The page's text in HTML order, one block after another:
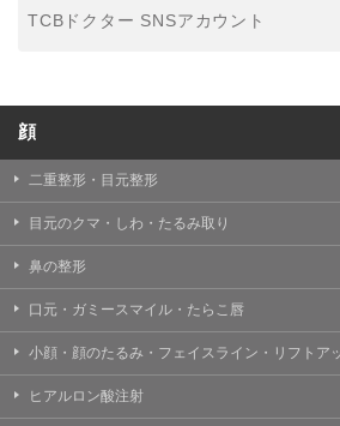
おいて、取得情報の取扱いの全部ま
務委託先に委託することがあります
TCBグループは、個人情報保護法そ
められる場合を除き、患者様の同意
ん。
【個人情報の開示・訂正・利用停止に
TCBグループは、本人の申し出によ
開示、訂正、更新、削除、利用停止
について、これを適切に対応します。
【Cookie(クッキー)について】
TCBドクター SNSアカウント
顔
二重整形・目元整形
目元のクマ・しわ・たるみ取り
鼻の整形
口元・ガミースマイル・たらこ唇
小顔・顔のたるみ・フェイスライン・リフトア
ヒアルロン酸注射